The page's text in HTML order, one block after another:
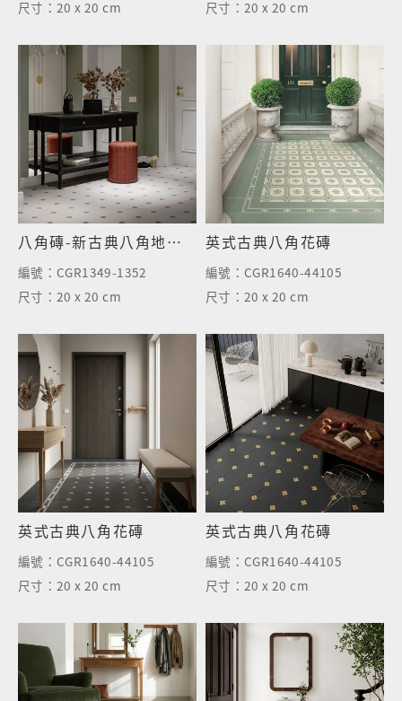
尺寸：20 x 20 cm
尺寸：20 x 20 cm
八角磚-新古典八角地磚-白綠
編號： CGR1349-1352
尺寸：20 x 20 cm
英式古典八角花磚
編號： CGR1640-44105
尺寸：20 x 20 cm
英式古典八角花磚
編號： CGR1640-44105
尺寸：20 x 20 cm
英式古典八角花磚
編號： CGR1640-44105
尺寸：20 x 20 cm